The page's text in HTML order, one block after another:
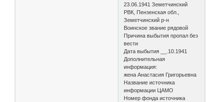
23.06.1941 Земетчинский
РВК, Пензенская обл.,
Земетчинский р-н
Воинское звание рядовой
Причина выбытия пропал без
вести
Дата выбытия __.10.1941
Дополнительная
информация:
жена Анастасия Григорьевна
Название источника
информации ЦАМО
Номер фонда источника